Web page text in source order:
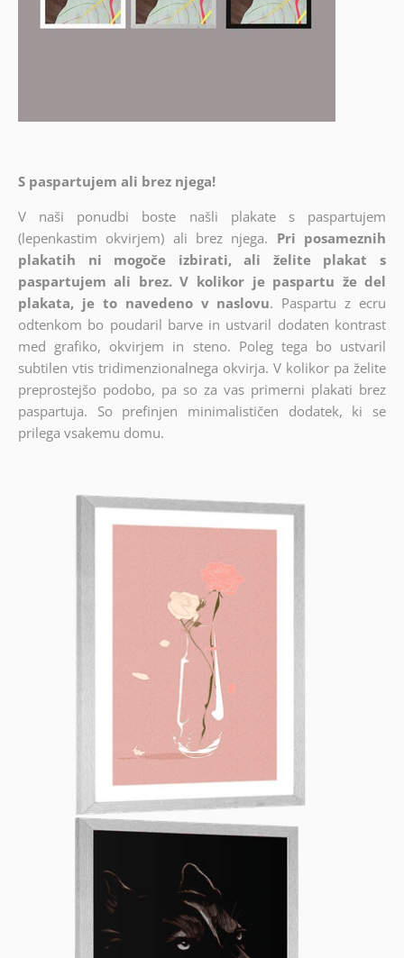
S paspartujem ali brez njega!
V naši ponudbi boste našli plakate s paspartujem
(lepenkastim okvirjem) ali brez njega. Pri posameznih
plakatih ni mogoče izbirati, ali želite plakat s
paspartujem ali brez. V kolikor je paspartu že del
plakata, je to navedeno v naslovu. Paspartu z ecru
odtenkom bo poudaril barve in ustvaril dodaten kontrast
med grafiko, okvirjem in steno. Poleg tega bo ustvaril
subtilen vtis tridimenzionalnega okvirja. V kolikor pa želite
preprostejšo podobo, pa so za vas primerni plakati brez
paspartuja. So prefinjen minimalističen dodatek, ki se
prilega vsakemu domu.